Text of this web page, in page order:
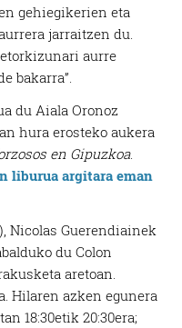
gehiegikerien eta
jarraitzen du.
aurre
bakarra”.
du Aiala Oronoz
hura erosteko aukera
en Gipuzkoa.
liburua argitara eman
Nicolas Guerendiainek
du Colon
aretoan.
Hilaren azken egunera
18:30etik 20:30era;